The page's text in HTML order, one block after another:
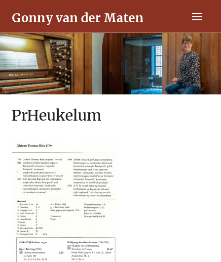
naar
de
inhoud
Gonny van der Maten Menu
PrHeukelum